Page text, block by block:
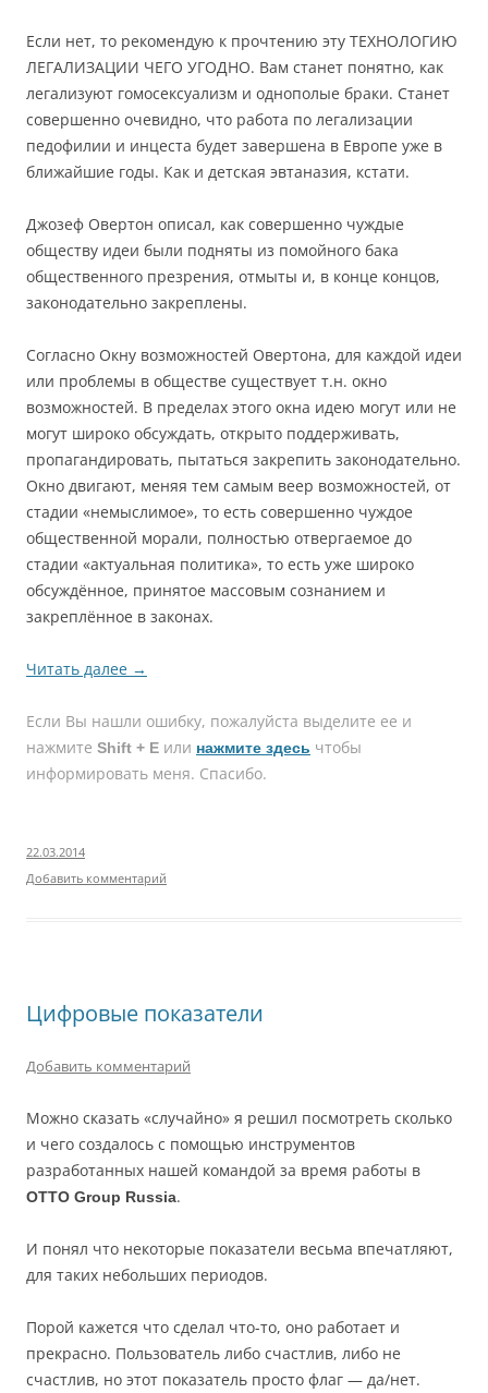
Если нет, то рекомендую к прочтению эту ТЕХНОЛОГИЮ
ЛЕГАЛИЗАЦИИ ЧЕГО УГОДНО. Вам станет понятно, как
легализуют гомосексуализм и однополые браки. Станет
совершенно очевидно, что работа по легализации
педофилии и инцеста будет завершена в Европе уже в
ближайшие годы. Как и детская эвтаназия, кстати.
Джозеф Овертон описал, как совершенно чуждые
обществу идеи были подняты из помойного бака
общественного презрения, отмыты и, в конце концов,
законодательно закреплены.
Согласно Окну возможностей Овертона, для каждой идеи
или проблемы в обществе существует т.н. окно
возможностей. В пределах этого окна идею могут или не
могут широко обсуждать, открыто поддерживать,
пропагандировать, пытаться закрепить законодательно.
Окно двигают, меняя тем самым веер возможностей, от
стадии «немыслимое», то есть совершенно чуждое
общественной морали, полностью отвергаемое до
стадии «актуальная политика», то есть уже широко
обсуждённое, принятое массовым сознанием и
закреплённое в законах.
Читать далее →
Если Вы нашли ошибку, пожалуйcта выделите ее и
нажмите Shift + E или нажмите здесь чтобы
информировать меня. Спасибо.
22.03.2014
Добавить комментарий
Цифровые показатели
Добавить комментарий
Можно сказать «случайно» я решил посмотреть сколько
и чего создалось с помощью инструментов
разработанных нашей командой за время работы в
OTTO Group Russia.
И понял что некоторые показатели весьма впечатляют,
для таких небольших периодов.
Порой кажется что сделал что-то, оно работает и
прекрасно. Пользователь либо счастлив, либо не
счастлив, но этот показатель просто флаг — да/нет.